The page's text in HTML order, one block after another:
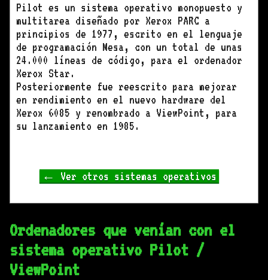
Pilot es un sistema operativo monopuesto y
multitarea diseñado por Xerox PARC a
principios de 1977, escrito en el lenguaje
de programación Mesa, con un total de unas
24.000 líneas de código, para el ordenador
Xerox Star.
Posteriormente fue reescrito para mejorar
en rendimiento en el nuevo hardware del
Xerox 6085 y renombrado a ViewPoint, para
su lanzamiento en 1985.
← Ver otros sistemas operativos
Ordenadores que venían con el
sistema operativo Pilot /
ViewPoint